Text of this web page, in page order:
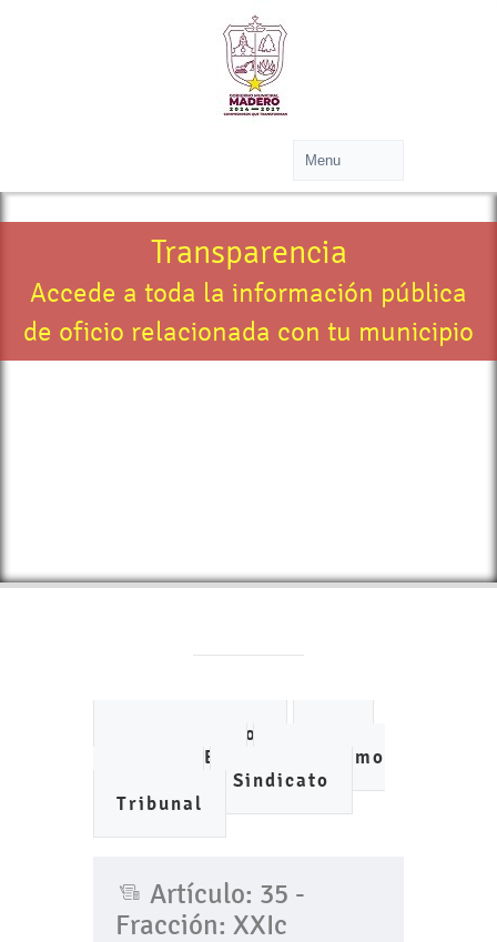
Transparencia
Accede a toda la información pública
de oficio relacionada con tu municipio
Ayuntamiento
IMCUFIDE
Organismo
Sindicato
Tribunal
Artículo: 35 -
Fracción: XXIc